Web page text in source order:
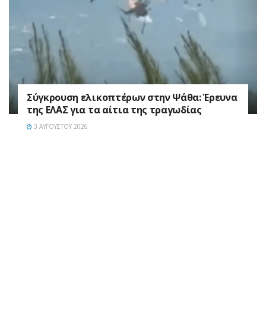
Σύγκρουση ελικοπτέρων στην Ψάθα: Έρευνα
της ΕΛΑΣ για τα αίτια της τραγωδίας
3 ΑΥΓΟΎΣΤΟΥ 2026